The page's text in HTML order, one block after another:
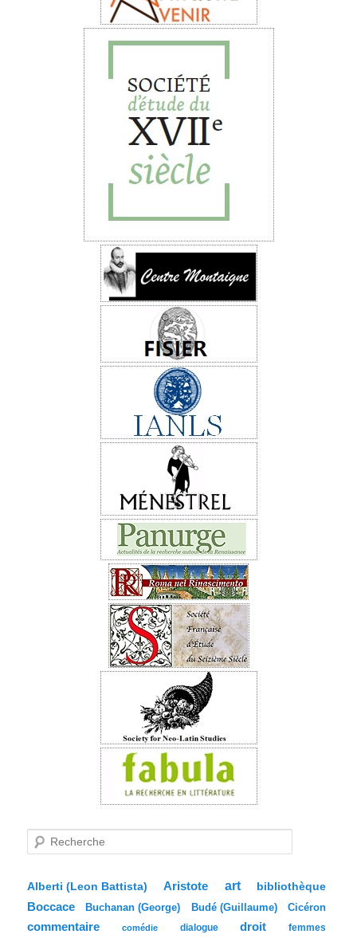
e
c
e
Alberti (Leon Battista) Aristote art bibliothèque
Boccace Buchanan (George) Budé (Guillaume) Cicéron
commentaire comédie dialogue droit femmes